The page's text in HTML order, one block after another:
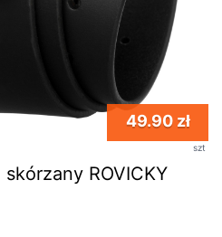
49.90 zł
szt
ROVICKY